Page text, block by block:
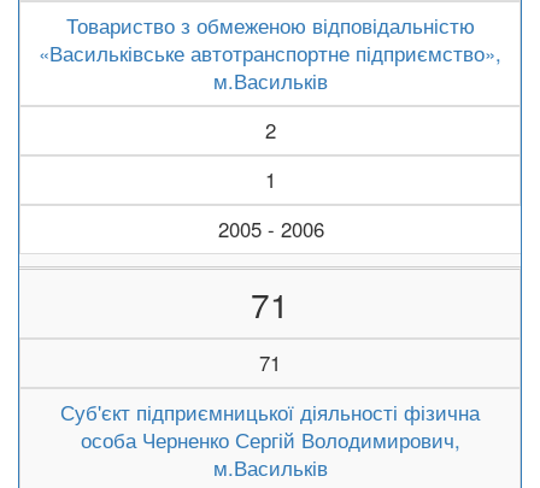
Товариство з обмеженою відповідальністю
«Васильківське автотранспортне підприємство»,
м.Васильків
2
1
2005 - 2006
71
71
Суб'єкт підприємницької діяльності фізична
особа Черненко Сергій Володимирович,
м.Васильків